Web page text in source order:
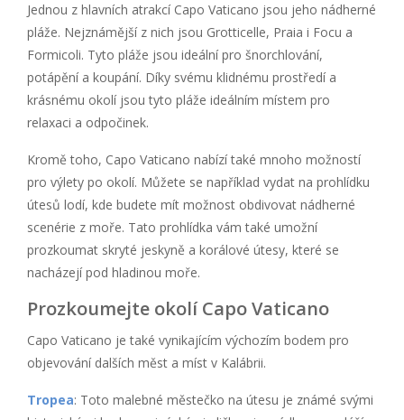
Jednou z hlavních atrakcí Capo Vaticano jsou jeho nádherné
pláže. Nejznámější z nich jsou Grotticelle, Praia i Focu a
Formicoli. Tyto pláže jsou ideální pro šnorchlování,
potápění a koupání. Díky svému klidnému prostředí a
krásnému okolí jsou tyto pláže ideálním místem pro
relaxaci a odpočinek.
Kromě toho, Capo Vaticano nabízí také mnoho možností
pro výlety po okolí. Můžete se například vydat na prohlídku
útesů lodí, kde budete mít možnost obdivovat nádherné
scenérie z moře. Tato prohlídka vám také umožní
prozkoumat skryté jeskyně a korálové útesy, které se
nacházejí pod hladinou moře.
Prozkoumejte okolí Capo Vaticano
Capo Vaticano je také vynikajícím výchozím bodem pro
objevování dalších měst a míst v Kalábrii.
Tropea: Toto malebné městečko na útesu je známé svými